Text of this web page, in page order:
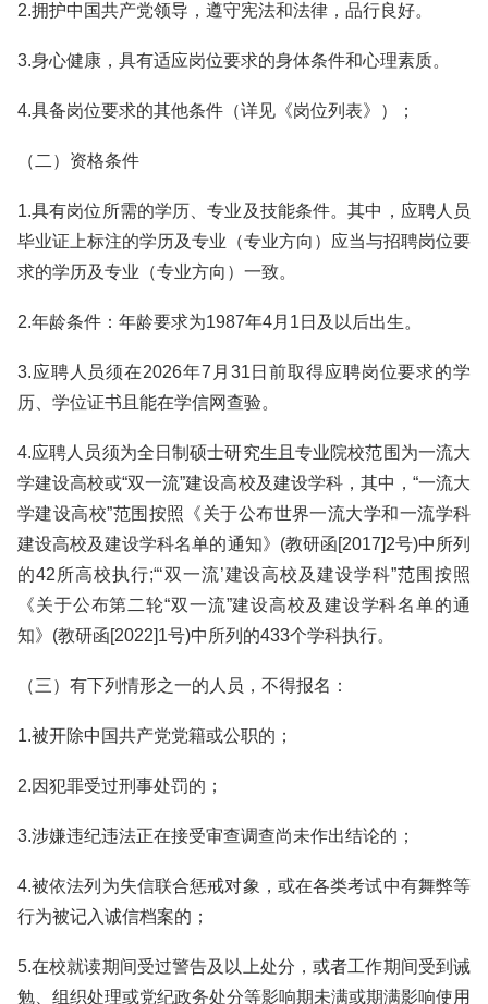
2.拥护中国共产党领导，遵守宪法和法律，品行良好。
3.身心健康，具有适应岗位要求的身体条件和心理素质。
4.具备岗位要求的其他条件（详见《岗位列表》）；
（二）资格条件
1.具有岗位所需的学历、专业及技能条件。其中，应聘人员
毕业证上标注的学历及专业（专业方向）应当与招聘岗位要
求的学历及专业（专业方向）一致。
2.年龄条件：年龄要求为1987年4月1日及以后出生。
3.应聘人员须在2026年7月31日前取得应聘岗位要求的学
历、学位证书且能在学信网查验。
4.应聘人员须为全日制硕士研究生且专业院校范围为一流大
学建设高校或“双一流”建设高校及建设学科，其中，“一流大
学建设高校”范围按照《关于公布世界一流大学和一流学科
建设高校及建设学科名单的通知》(教研函[2017]2号)中所列
的42所高校执行;“‘双一流’建设高校及建设学科”范围按照
《关于公布第二轮“双一流”建设高校及建设学科名单的通
知》(教研函[2022]1号)中所列的433个学科执行。
（三）有下列情形之一的人员，不得报名：
1.被开除中国共产党党籍或公职的；
2.因犯罪受过刑事处罚的；
3.涉嫌违纪违法正在接受审查调查尚未作出结论的；
4.被依法列为失信联合惩戒对象，或在各类考试中有舞弊等
行为被记入诚信档案的；
5.在校就读期间受过警告及以上处分，或者工作期间受到诫
勉、组织处理或党纪政务处分等影响期未满或期满影响使用